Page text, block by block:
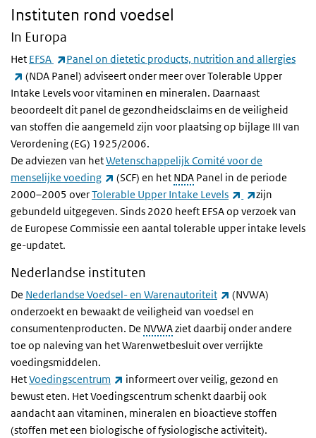
Instituten rond voedsel
In Europa
Het EFSA (externe link)
Panel on dietetic products, nutrition and allergies
(externe link)
(NDA Panel) adviseert onder meer overTolerable Upper
Intake Levelsvoor vitaminen en mineralen. Daarnaast
beoordeelt dit panel de gezondheidsclaims en de veiligheid
van stoffen die aangemeld zijn voor plaatsing op bijlage III van
Verordening (EG) 1925/2006.
De adviezen van hetWetenschappelijk Comité voor de
menselijke voeding
(externe link)
(SCF) en het NDA Panel in de periode
2000–2005 overTolerable Upper Intake Levels (externe link)
(externe
zijn
gebundeld uitgegeven. Sinds 2020 heeft EFSA op verzoek van
de Europese Commissie een aantal tolerable upper intake levels
ge-updatet.
Nederlandse instituten
De Nederlandse Voedsel- en Warenautoriteit (externe link)
(NVWA)
onderzoekt en bewaakt de veiligheid van voedsel en
consumentenproducten. De NVWAziet daarbij onder andere
toe op naleving van het Warenwetbesluit over verrijkte
voedingsmiddelen.
HetVoedingscentrum (externe link)
informeert over veilig, gezond en
bewust eten. Het Voedingscentrum schenkt daarbij ook
aandacht aan vitaminen, mineralen en bioactieve stoffen
(stoffen met een biologische of fysiologische activiteit).